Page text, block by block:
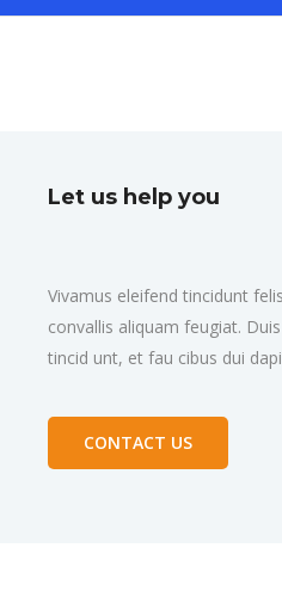
Let us help you
Vivamus eleifend tincidunt
convallis aliquam feugiat.
tincid unt, et fau cibus dui
CONTACT US